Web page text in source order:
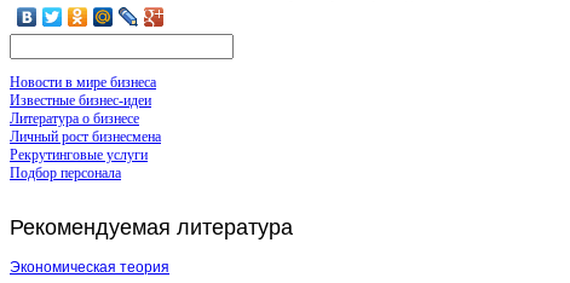
Новости в мире бизнеса
Известные бизнес-идеи
Литература о бизнесе
Личный рост бизнесмена
Рекрутинговые услуги
Подбор персонала
Рекомендуемая литература
Экономическая теория